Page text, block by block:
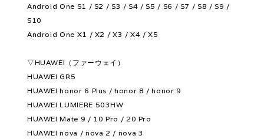
Android One S1 / S2 / S3 / S4 / S5 / S6 / S7 / S8 / S9 /
S10
Android One X1 / X2 / X3 / X4 / X5
▽HUAWEI（ファーウェイ）
HUAWEI GR5
HUAWEI honor 6 Plus / honor 8 / honor 9
HUAWEI LUMIERE 503HW
HUAWEI Mate 9 / 10 Pro / 20 Pro
HUAWEI nova / nova 2 / nova 3